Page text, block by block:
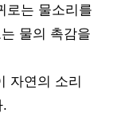
로는 물소리를
물의 촉감을
자연의 소리
.